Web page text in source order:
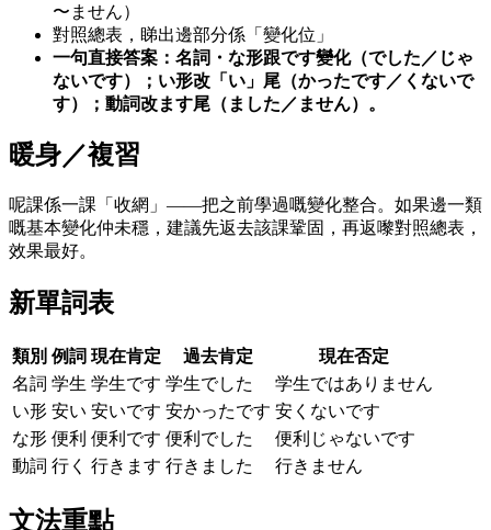
〜ません）
對照總表，睇出邊部分係「變化位」
一句直接答案：名詞・な形跟です變化（でした／じゃ
ないです）；い形改「い」尾（かったです／くないで
す）；動詞改ます尾（ました／ません）。
暖身／複習
呢課係一課「收網」——把之前學過嘅變化整合。如果邊一類
嘅基本變化仲未穩，建議先返去該課鞏固，再返嚟對照總表，
效果最好。
新單詞表
類別 例詞 現在肯定 過去肯定
現在否定
名詞 学生 学生です 学生でした
学生ではありません
い形 安い 安いです 安かったです 安くないです
な形 便利 便利です 便利でした
便利じゃないです
動詞 行く 行きます 行きました 行きません
文法重點